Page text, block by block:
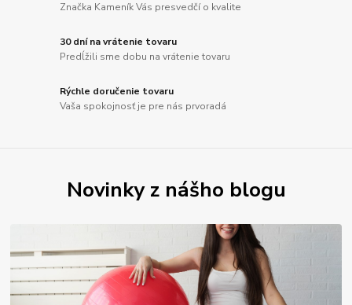
Značka Kameník Vás presvedčí o kvalite
30 dní na vrátenie tovaru
Predĺžili sme dobu na vrátenie tovaru
Rýchle doručenie tovaru
Vaša spokojnosť je pre nás prvoradá
Novinky z nášho blogu